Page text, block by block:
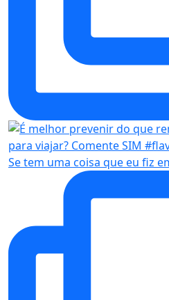
Se tem uma coisa que eu fiz